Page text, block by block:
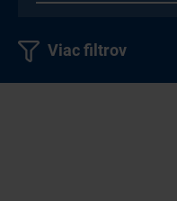
Viac filtrov